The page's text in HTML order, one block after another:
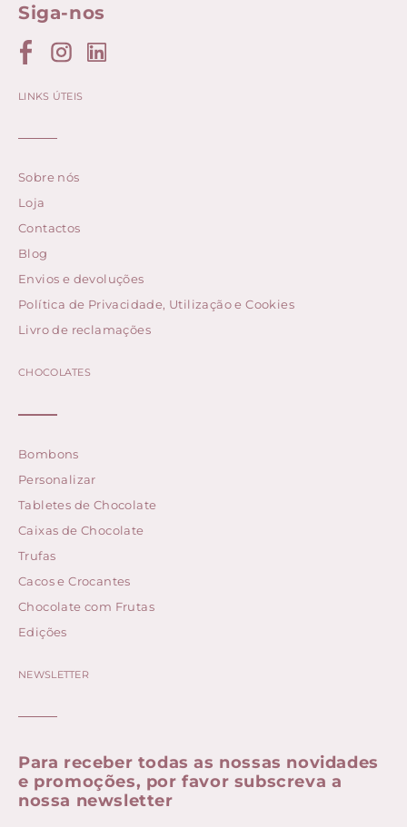
Siga-nos
LINKS ÚTEIS
Sobre nós
Loja
Contactos
Blog
Envios e devoluções
Política de Privacidade, Utilização e Cookies
Livro de reclamações
CHOCOLATES
Bombons
Personalizar
Tabletes de Chocolate
Caixas de Chocolate
Trufas
Cacos e Crocantes
Chocolate com Frutas
Edições
NEWSLETTER
Para receber todas as nossas novidades
e promoções, por favor subscreva a
nossa newsletter